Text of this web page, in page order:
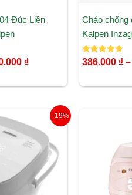
Đúc Liền
₫
Chảo chống
Kalpen
Được xếp
hạng
386.000 ₫ –
-19%
₫.
Giá
hiện
tại
là:
2.825.000 ₫.